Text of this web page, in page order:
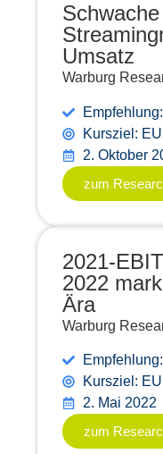
Umsatz
Warburg
Kursziel:
2. Oktober
zum
2021-
2022
Ära
Warburg
Kursziel:
2. Mai 2022
zum